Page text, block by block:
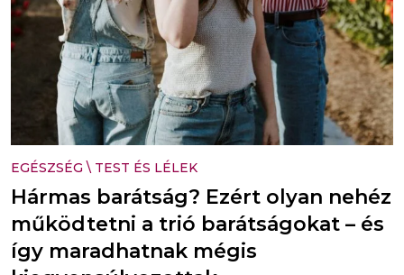
EGÉSZSÉG \ TEST ÉS LÉLEK
Hármas barátság? Ezért olyan nehéz
működtetni a trió barátságokat – és
így maradhatnak mégis